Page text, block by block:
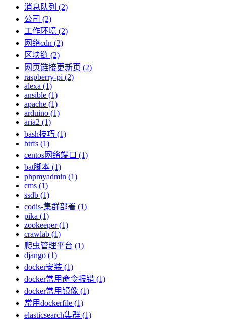
消息队列 (2)
公司 (2)
工作环境 (2)
网络cdn (2)
区块链 (2)
网页链接更新页 (2)
raspberry-pi (2)
alexa (1)
ansible (1)
apache (1)
arduino (1)
aria2 (1)
bash技巧 (1)
btrfs (1)
centos网络端口 (1)
bat脚本 (1)
phpmyadmin (1)
cms (1)
ssdb (1)
codis-集群部署 (1)
pika (1)
zookeeper (1)
crawlab (1)
爬虫管理平台 (1)
django (1)
docker安装 (1)
docker常用命令报错 (1)
docker常用镜像 (1)
常用dockerfile (1)
elasticsearch集群 (1)